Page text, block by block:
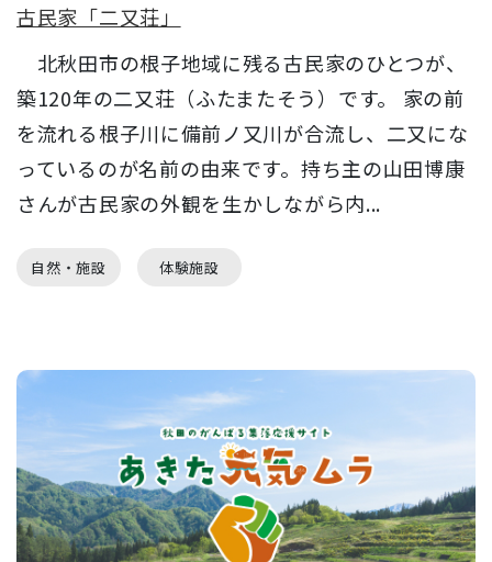
古民家「二又荘」
北秋田市の根子地域に残る古民家のひとつが、
築120年の二又荘（ふたまたそう）です。 家の前
を流れる根子川に備前ノ又川が合流し、二又にな
っているのが名前の由来です。持ち主の山田博康
さんが古民家の外観を生かしながら内...
自然・施設 体験施設